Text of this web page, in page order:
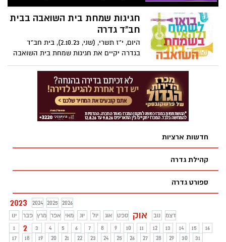
בגדרה
חגיגות שמחת בית השואבה בבית
חב"ד גדרה
היום, י"ז תשרי, (שני, 2.10.23), בית חב"ד
בגדרה יקיים את חגיגות שמחת בית השואבה
המסורתית
חדשות ארציות
קהילת גדרה
ספורט גדרה
2023 2024 2025
2026
ינו
פבר מרץ אפר מאי יונ יול אוג ספט אוק נוב
דצמ
1
2 3 4 5 6 7 8 9 10 11 12 13 14 15
16
17
18 19 20 21 22 23 24 25 26 27 28 29 30 31